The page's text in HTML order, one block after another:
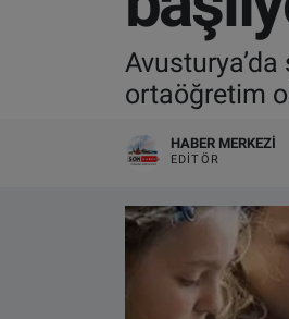
ortaöğretim
HABER MERKEZI
EDITÖR
ALGEMENE
CONTACT
Çerez Politikası